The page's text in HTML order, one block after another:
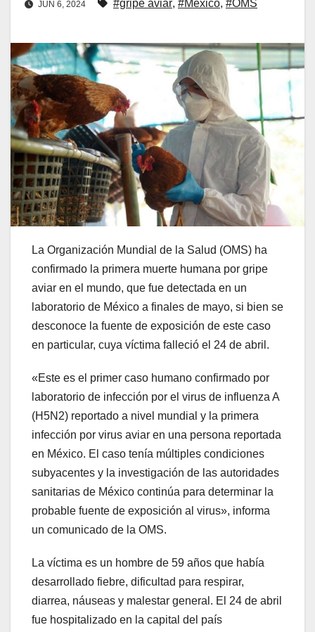
JUN 6, 2024 #gripe aviar, #Mexico, #OMS
La Organización Mundial de la Salud (OMS) ha
confirmado la primera muerte humana por gripe
aviar en el mundo, que fue detectada en un
laboratorio de México a finales de mayo, si bien se
desconoce la fuente de exposición de este caso
en particular, cuya víctima falleció el 24 de abril.
«Este es el primer caso humano confirmado por
laboratorio de infección por el virus de influenza A
(H5N2) reportado a nivel mundial y la primera
infección por virus aviar en una persona reportada
en México. El caso tenía múltiples condiciones
subyacentes y la investigación de las autoridades
sanitarias de México continúa para determinar la
probable fuente de exposición al virus», informa
un comunicado de la OMS.
La víctima es un hombre de 59 años que había
desarrollado fiebre, dificultad para respirar,
diarrea, náuseas y malestar general. El 24 de abril
fue hospitalizado en la capital del país